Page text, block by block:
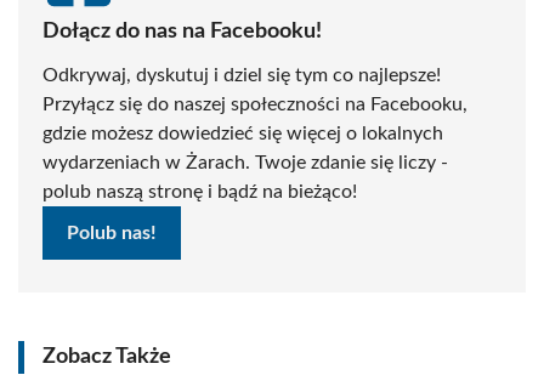
Dołącz do nas na Facebooku!
Odkrywaj, dyskutuj i dziel się tym co najlepsze!
Przyłącz się do naszej społeczności na Facebooku,
gdzie możesz dowiedzieć się więcej o lokalnych
wydarzeniach w Żarach. Twoje zdanie się liczy -
polub naszą stronę i bądź na bieżąco!
Polub nas!
Zobacz Także